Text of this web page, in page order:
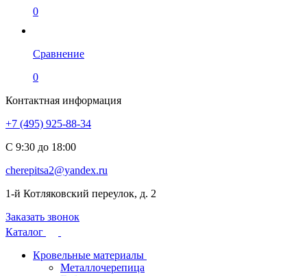
0
Сравнение
0
Контактная информация
+7 (495) 925-88-34
С 9:30 до 18:00
cherepitsa2@yandex.ru
1-й Котляковский переулок, д. 2
Заказать звонок
Каталог
Кровельные материалы
Металлочерепица